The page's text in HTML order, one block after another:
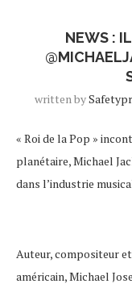
NEWS :
written by
« Roi de la Pop »
planétaire, Michael
dans l’industrie
Auteur, compositeur
américain, Michael